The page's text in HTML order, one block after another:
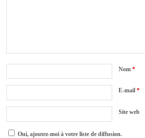
Nom*
E-mail*
Site web
Oui, ajoutez-moi à votre liste de diffusion.